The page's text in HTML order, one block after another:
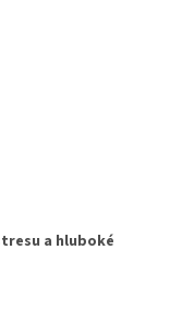
a hluboké